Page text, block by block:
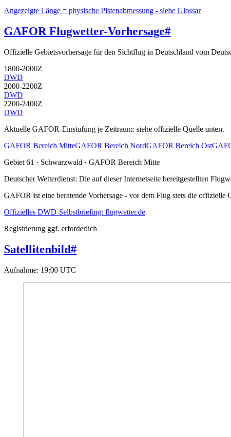
Angezeigte Länge = physische Pistenabmessung - siehe Glossar
GAFOR Flugwetter-Vorhersage#
Offizielle Gebietsvorhersage für den Sichtflug in Deutschland vom
1800-2000Z
DWD
2000-2200Z
DWD
2200-2400Z
DWD
Aktuelle GAFOR-Einstufung je Zeitraum: siehe offizielle Quelle unten.
GAFOR Bereich MitteGAFOR Bereich NordGAFOR Bereich Ost
Gebiet 61 · Schwarzwald · GAFOR Bereich Mitte
Deutscher Wetterdienst: Die auf dieser Internetseite bereitgestellten
GAFOR ist eine beratende Vorhersage - vor dem Flug stets die offizielle
Offizielles DWD-Selbstbriefing: flugwetter.de
Registrierung ggf. erforderlich
Satellitenbild#
Aufnahme: 19:00 UTC